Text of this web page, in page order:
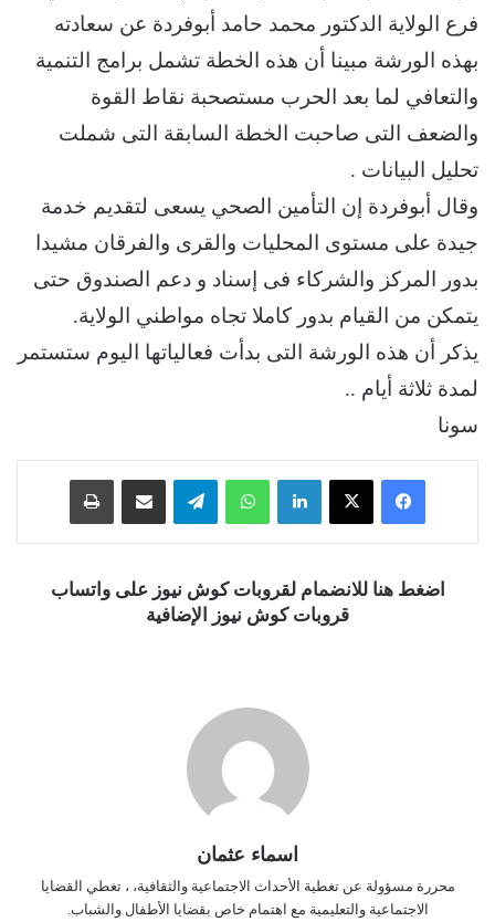
فرع الولاية الدكتور محمد حامد أبوفردة عن سعادته
بهذه الورشة مبينا أن هذه الخطة تشمل برامج التنمية
والتعافي لما بعد الحرب مستصحبة نقاط القوة
والضعف التى صاحبت الخطة السابقة التى شملت
تحليل البيانات .
وقال أبوفردة إن التأمين الصحي يسعى لتقديم خدمة
جيدة على مستوى المحليات والقرى والفرقان مشيدا
بدور المركز والشركاء فى إسناد و دعم الصندوق حتى
يتمكن من القيام بدور كاملا تجاه مواطني الولاية.
يذكر أن هذه الورشة التى بدأت فعالياتها اليوم ستستمر
لمدة ثلاثة أيام ..
سونا
فيسبوك ‫X لينكدإن واتساب تيلقرام
اضغط هنا للانضمام لقروبات كوش نيوز على واتساب
قروبات كوش نيوز الإضافية
اسماء عثمان
محررة مسؤولة عن تغطية الأحداث الاجتماعية والثقافية، ، تغطي القضايا
الاجتماعية والتعليمية مع اهتمام خاص بقضايا الأطفال والشباب.